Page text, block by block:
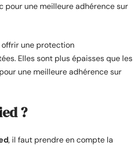
pour une meilleure adhérence sur
une protection
Elles sont plus épaisses que les
une meilleure adhérence sur
?
, il faut prendre en compte la